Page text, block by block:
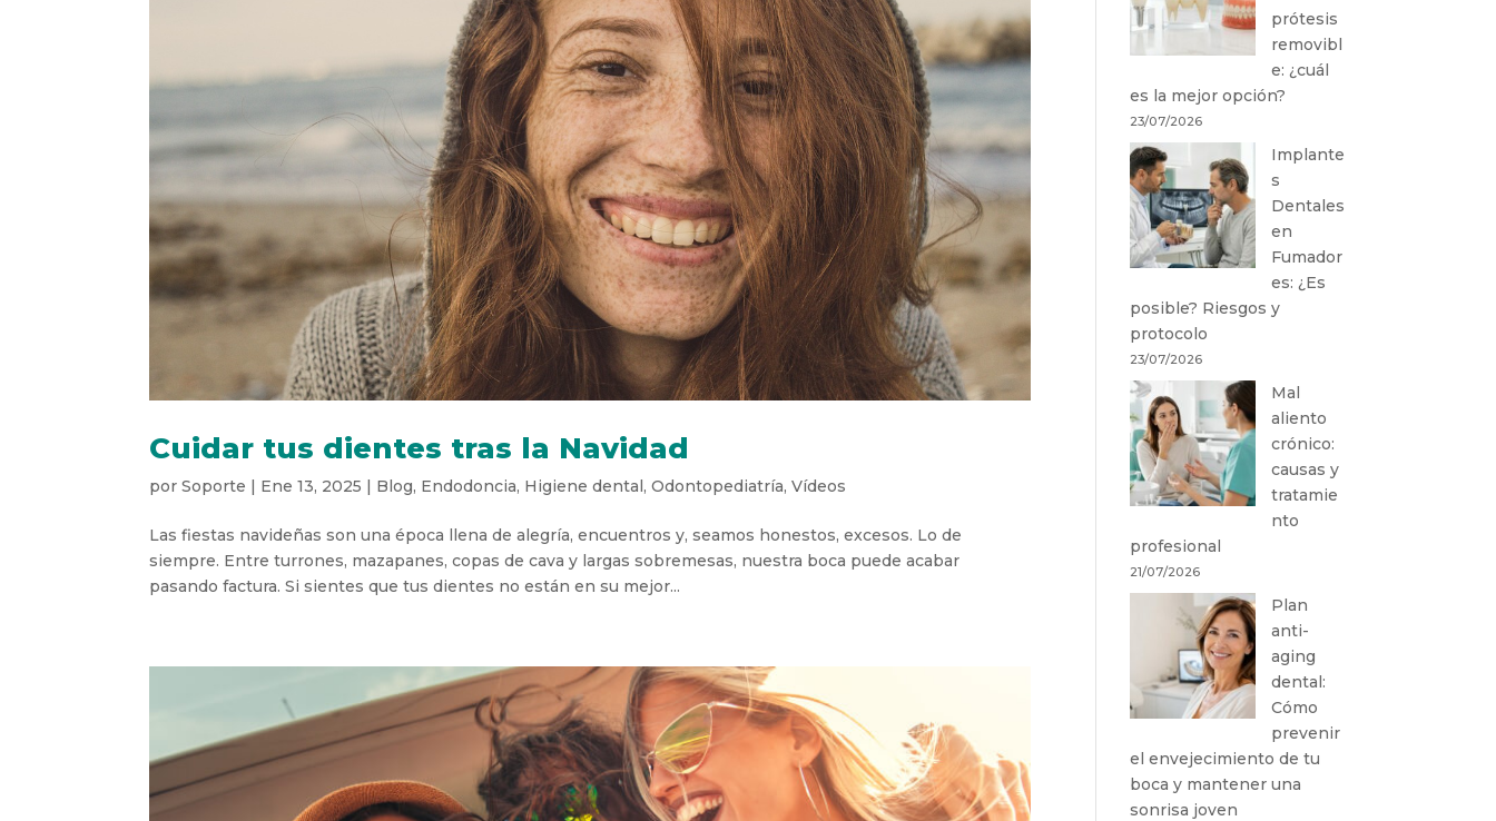
Cuidar tus dientes tras la Navidad
porSoporte | Ene 13, 2025 | Blog, Endodoncia, Higiene dental,Odontopediatría,Vídeos
Las fiestas navideñas son una época llena de alegría, encuentros y, seamos honestos, excesos. Lo de
siempre. Entre turrones, mazapanes, copas de cava y largas sobremesas, nuestra boca puede acabar
pasando factura. Si sientes que tus dientes no están en su mejor...
prótesis
removibl
e: ¿cuál
es la mejor opción?
23/07/2026
Implante
s
Dentales
en
Fumador
es: ¿Es
posible? Riesgos y
protocolo
23/07/2026
Mal
aliento
crónico:
causas y
tratamie
nto
profesional
21/07/2026
Plan
anti-
aging
dental:
Cómo
prevenir
el envejecimiento de tu
boca y mantener una
sonrisa joven